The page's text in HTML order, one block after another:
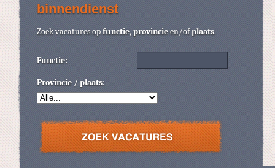
binnendienst
Zoek vacatures opfunctie,provincieen/ofplaats.
Functie:
Provincie / plaats: